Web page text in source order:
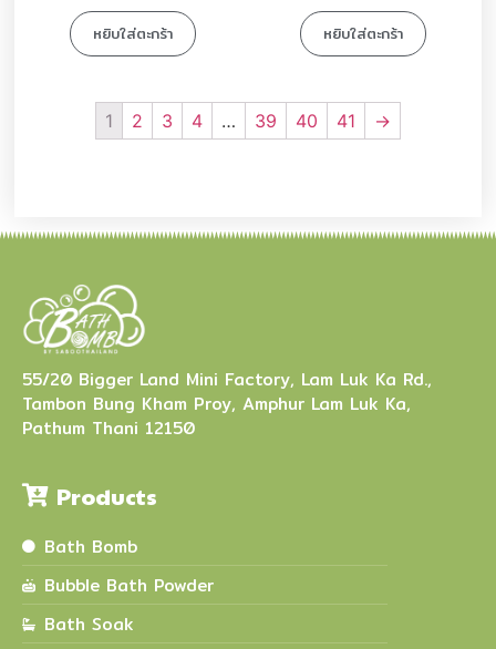
หยิบใส่ตะกร้า หยิบใส่ตะกร้า
1 2 3 4 … 39 40 41 →
55/20 Bigger Land Mini Factory, Lam Luk Ka Rd.,
Tambon Bung Kham Proy, Amphur Lam Luk Ka,
Pathum Thani 12150
Products
Bath Bomb
Bubble Bath Powder
Bath Soak